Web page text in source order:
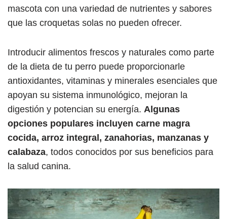
mascota con una variedad de nutrientes y sabores
que las croquetas solas no pueden ofrecer.
Introducir alimentos frescos y naturales como parte
de la dieta de tu perro puede proporcionarle
antioxidantes, vitaminas y minerales esenciales que
apoyan su sistema inmunológico, mejoran la
digestión y potencian su energía. Algunas
opciones populares incluyen carne magra
cocida, arroz integral, zanahorias, manzanas y
calabaza, todos conocidos por sus beneficios para
la salud canina.